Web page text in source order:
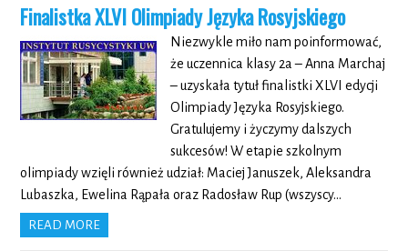
Finalistka XLVI Olimpiady Języka Rosyjskiego
Niezwykle miło nam poinformować,
że uczennica klasy 2a – Anna Marchaj
– uzyskała tytuł finalistki XLVI edycji
Olimpiady Języka Rosyjskiego.
Gratulujemy i życzymy dalszych
sukcesów! W etapie szkolnym
olimpiady wzięli również udział: Maciej Januszek, Aleksandra
Lubaszka, Ewelina Rąpała oraz Radosław Rup (wszyscy…
READ MORE